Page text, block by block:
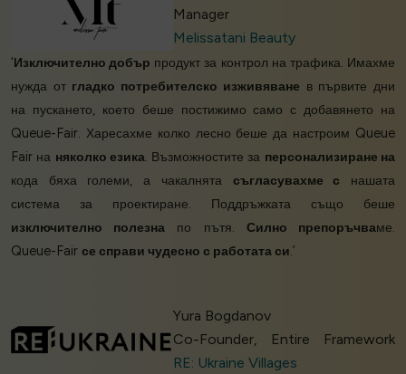
Manager
Melissatani Beauty
‘Изключително добър продукт за контрол на трафика. Имахме
нужда от гладко потребителско изживяване в първите дни
на пускането, което беше постижимо само с добавянето на
Queue-Fair. Харесахме колко лесно беше да настроим Queue
Fair на няколко езика . Възможностите за персонализиране на
кода бяха големи, а чакалнята съгласувахме с нашата
система за проектиране. Поддръжката също беше
изключително полезна по пътя. Силно препоръчваме.
Queue-Fair се справи чудесно с работата си .’
Yura Bogdanov
Co-Founder, Entire Framework
RE: Ukraine Villages